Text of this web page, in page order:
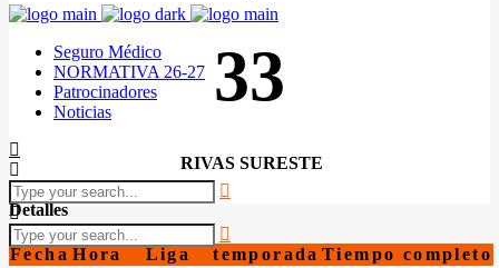
Seguro Médico
NORMATIVA 26-27
Patrocinadores
Noticias
33
RIVAS SURESTE
Detalles
Fecha Hora Liga temporada Tiempo completo